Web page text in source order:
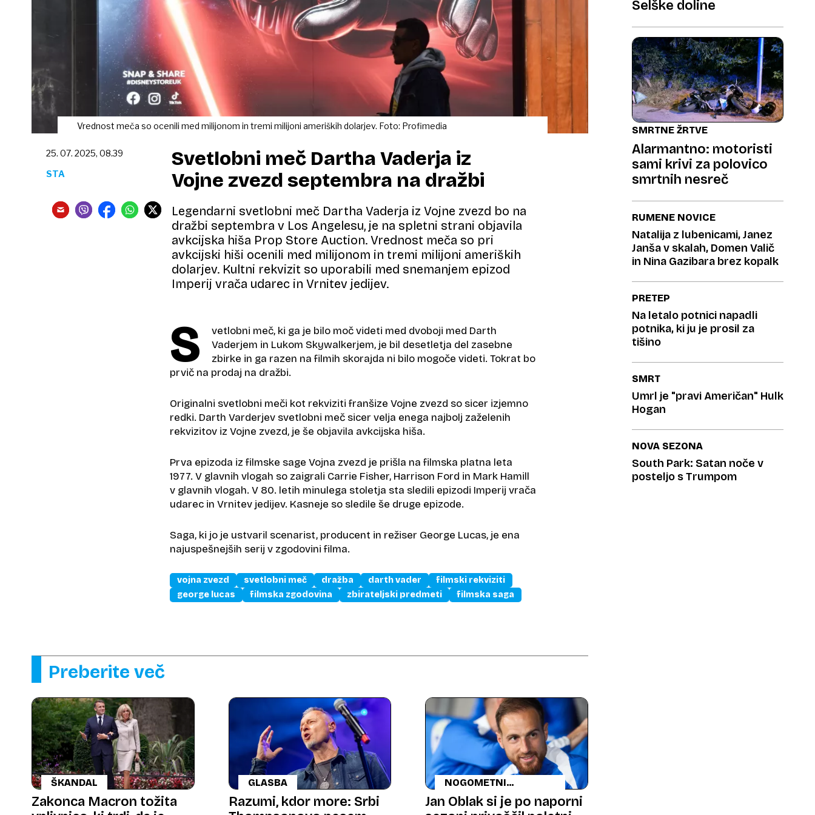
Vrednost meča so ocenili med milijonom in tremi milijoni ameriških dolarjev. Foto: Profimedia
Svetlobni meč Dartha Vaderja iz
Vojne zvezd septembra na dražbi
Legendarni svetlobni meč Dartha Vaderja iz Vojne zvezd bo na
dražbi septembra v Los Angelesu, je na spletni strani objavila
avkcijska hiša Prop Store Auction. Vrednost meča so pri
avkcijski hiši ocenili med milijonom in tremi milijoni ameriških
dolarjev. Kultni rekvizit so uporabili med snemanjem epizod
Imperij vrača udarec in Vrnitev jedijev.
25. 07. 2025, 08.39
STA
S
vetlobni meč, ki ga je bilo moč videti med dvoboji med Darth
Vaderjem in Lukom Skywalkerjem, je bil desetletja del zasebne
zbirke in ga razen na filmih skorajda ni bilo mogoče videti. Tokrat bo
prvič na prodaj na dražbi.
Originalni svetlobni meči kot rekviziti franšize Vojne zvezd so sicer izjemno
redki. Darth Varderjev svetlobni meč sicer velja enega najbolj zaželenih
rekvizitov iz Vojne zvezd, je še objavila avkcijska hiša.
Prva epizoda iz filmske sage Vojna zvezd je prišla na filmska platna leta
1977. V glavnih vlogah so zaigrali Carrie Fisher, Harrison Ford in Mark Hamill
v glavnih vlogah. V 80. letih minulega stoletja sta sledili epizodi Imperij vrača
udarec in Vrnitev jedijev. Kasneje so sledile še druge epizode.
Saga, ki jo je ustvaril scenarist, producent in režiser George Lucas, je ena
najuspešnejših serij v zgodovini filma.
vojna zvezd svetlobni meč dražba darth vader
filmski rekviziti
george lucas
filmska zgodovina zbirateljski predmeti filmska saga
Selške doline
SMRTNE ŽRTVE
Alarmantno: motoristi
sami krivi za polovico
smrtnih nesreč
RUMENE NOVICE
Natalija z lubenicami, Janez
Janša v skalah, Domen Valič
in Nina Gazibara brez kopalk
PRETEP
Na letalo potnici napadli
potnika, ki ju je prosil za
tišino
SMRT
Umrl je "pravi Američan" Hulk
Hogan
NOVA SEZONA
South Park: Satan noče v
posteljo s Trumpom
Preberite več
ŠKANDAL
Zakonca Macron tožita
GLASBA
Razumi, kdor more: Srbi
NOGOMETNI
SUPERZVEZDNIK
Jan Oblak si je po naporni